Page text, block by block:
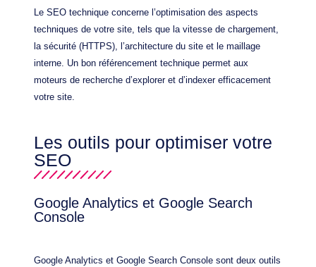
Le SEO technique concerne l’optimisation des aspects
techniques de votre site, tels que la vitesse de chargement,
la sécurité (HTTPS), l’architecture du site et le maillage
interne. Un bon référencement technique permet aux
moteurs de recherche d’explorer et d’indexer efficacement
votre site.
Les outils pour optimiser votre
SEO
Google Analytics et Google Search
Console
Google Analytics et Google Search Console sont deux outils